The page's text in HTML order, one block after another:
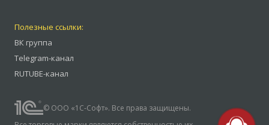
Полезные ссылки:
ВК группа
Telegram-канал
RUTUBE-канал
© ООО «1С-Софт». Все права защищены.